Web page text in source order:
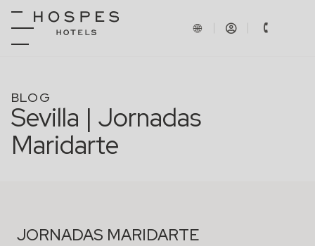
BLOG
Sevilla | Jornadas
Maridarte
JORNADAS MARIDARTE